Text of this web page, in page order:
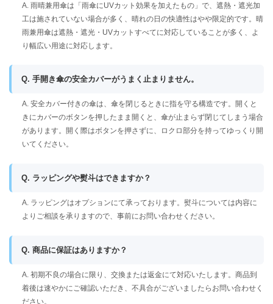
A. 雨晴兼用傘は「雨傘にUVカット効果を加えたもの」で、遮熱・遮光加
工は施されていない場合が多く、晴れの日の快適性はやや限定的です。晴
雨兼用傘は遮熱・遮光・UVカットすべてに対応していることが多く、よ
り幅広い用途に対応します。
Q. 手開き傘の安全カバーがうまく止まりません。
A. 安全カバー付きの傘は、傘を閉じるときに指を守る構造です。開くと
きにカバーのボタンを押したまま開くと、傘が止まらず閉じてしまう場合
があります。開く際はボタンを押さずに、ロクロ部分を持ってゆっくり開
いてください。
Q. ラッピングや熨斗はできますか？
A. ラッピングはオプションにて承っております。熨斗については内容に
よりご相談を承りますので、事前にお問い合わせください。
Q. 商品に保証はありますか？
A. 初期不良の場合に限り、交換または返金にて対応いたします。商品到
着後は速やかにご確認いただき、不具合がございましたらお問い合わせく
ださい。